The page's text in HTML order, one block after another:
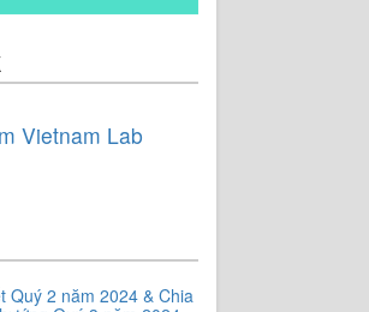
Vietnam Lab
Quý 2 năm 2024 & Chia